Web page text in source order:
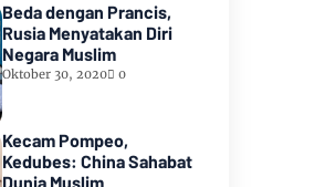
Beda dengan Prancis,
Rusia Menyatakan Diri
Negara Muslim
Oktober 30, 2020 0
Kecam Pompeo,
Kedubes: China Sahabat
Dunia Muslim